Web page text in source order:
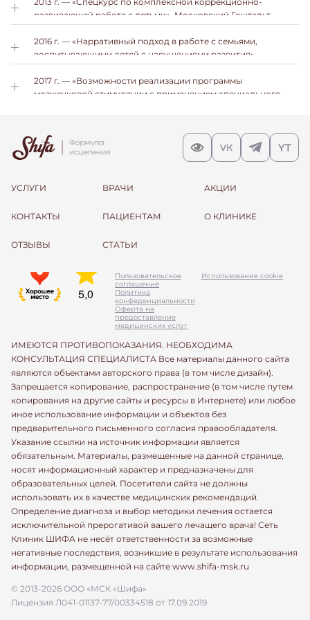
развивающей работе с детьми», Московский Гештальт
Институт
2016 г. — «Нарративный подход в работе с семьями,
воспитывающими детей с нарушениями развития»,
Социальная Школа Каритас
2017 г. — «Возможности реализации программы
мозжечковой стимуляции с применением специального
УСЛУГИ ВРАЧИ АКЦИИ
КОНТАКТЫ ПАЦИЕНТАМ О КЛИНИКЕ
ОТЗЫВЫ СТАТЬИ
Пользовательское
соглашение
Политика
конфеденциальности
Оферта на
предоставление
медицинских услуг
Использование cookie
ИМЕЮТСЯ ПРОТИВОПОКАЗАНИЯ. НЕОБХОДИМА
КОНСУЛЬТАЦИЯ СПЕЦИАЛИСТА Все материалы данного сайта
являются объектами авторского права (в том числе дизайн).
Запрещается копирование, распространение (в том числе путем
копирования на другие сайты и ресурсы в Интернете) или любое
иное использование информации и объектов без
предварительного письменного согласия правообладателя.
Указание ссылки на источник информации является
обязательным. Материалы, размещенные на данной странице,
носят информационный характер и предназначены для
образовательных целей. Посетители сайта не должны
использовать их в качестве медицинских рекомендаций.
Определение диагноза и выбор методики лечения остается
исключительной прерогативой вашего лечащего врача! Сеть
Клиник ШИФА не несёт ответственности за возможные
негативные последствия, возникшие в результате использования
информации, размещенной на сайте www.shifa-msk.ru
© 2013-2026 ООО «МСК «Шифа»
Лицензия Л041-01137-77/00334518 от 17.09.2019